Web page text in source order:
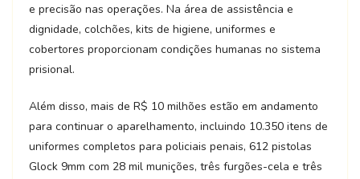
e precisão nas operações. Na área de assistência e
dignidade, colchões, kits de higiene, uniformes e
cobertores proporcionam condições humanas no sistema
prisional.
Além disso, mais de R$ 10 milhões estão em andamento
para continuar o aparelhamento, incluindo 10.350 itens de
uniformes completos para policiais penais, 612 pistolas
Glock 9mm com 28 mil munições, três furgões-cela e três